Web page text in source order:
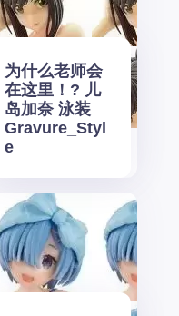
为什么老师会
在这里！? 儿
岛加奈 泳装
Gravure_Styl
e